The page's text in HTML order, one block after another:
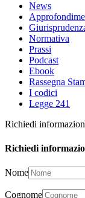
News
Normativa
Prassi
Podcast
Ebook
Rassegna
I codici
Legge 241
Richiedi
Richiedi
Nome
Cognome